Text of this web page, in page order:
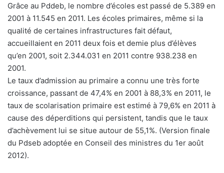
Grâce au Pddeb, le nombre d’écoles est passé de 5.389 en
2001 à 11.545 en 2011. Les écoles primaires, même si la
qualité de certaines infrastructures fait défaut,
accueillaient en 2011 deux fois et demie plus d’élèves
qu’en 2001, soit 2.344.031 en 2011 contre 938.238 en
2001.
Le taux d’admission au primaire a connu une très forte
croissance, passant de 47,4% en 2001 à 88,3% en 2011, le
taux de scolarisation primaire est estimé à 79,6% en 2011 à
cause des déperditions qui persistent, tandis que le taux
d’achèvement lui se situe autour de 55,1%. (Version finale
du Pdseb adoptée en Conseil des ministres du 1er août
2012).